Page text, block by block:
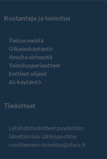
Kustantaja ja toimitus
Tietoa meistä
Oikaisukäytäntö
Ilmoita virheestä
Toimitusperiaatteet
Eettiset ohjeet
AI-käytäntö
Tiedotteet
Lehdistötiedotteet pyydetään
lähettämään sähköpostitse
osoitteeseen toimitus@stara.fi